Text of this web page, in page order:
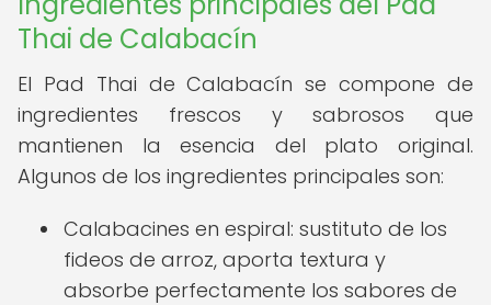
Thai de Calabacín
El Pad Thai de Calabacín se compone de
ingredientes frescos y sabrosos que
mantienen la esencia del plato original.
Algunos de los ingredientes principales son:
Calabacines en espiral: sustituto de los
fideos de arroz, aporta textura y
absorbe perfectamente los sabores de